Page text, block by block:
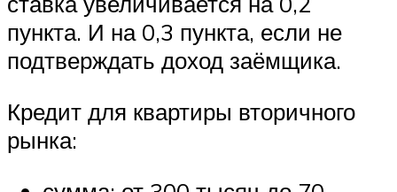
пункта. И на 0,3 пункта, если не
подтверждать доход заёмщика.
Кредит для квартиры вторичного
рынка: